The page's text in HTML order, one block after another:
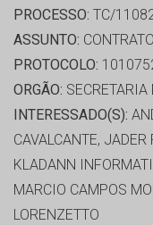
PROCESSO: TC/
ASSUNTO:
PROTOCOLO:
ORGÃO: SECRETARIA
INTERESSADO(S):
CAVALCANTE,
KLADANN
MARCIO CAMPOS
LORENZETTO